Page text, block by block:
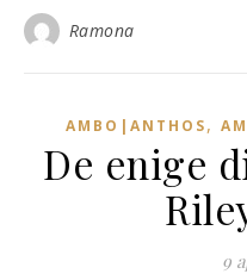
Ramona
AMBO|ANTHOS,
De enige
9